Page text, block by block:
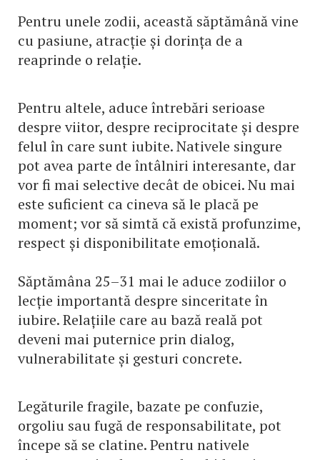
Pentru unele zodii, această săptămână vine
cu pasiune, atracție și dorința de a
reaprinde o relație.
Pentru altele, aduce întrebări serioase
despre viitor, despre reciprocitate și despre
felul în care sunt iubite. Nativele singure
pot avea parte de întâlniri interesante, dar
vor fi mai selective decât de obicei. Nu mai
este suficient ca cineva să le placă pe
moment; vor să simtă că există profunzime,
respect și disponibilitate emoțională.
Săptămâna 25–31 mai le aduce zodiilor o
lecție importantă despre sinceritate în
iubire. Relațiile care au bază reală pot
deveni mai puternice prin dialog,
vulnerabilitate și gesturi concrete.
Legăturile fragile, bazate pe confuzie,
orgoliu sau fugă de responsabilitate, pot
începe să se clatine. Pentru nativele